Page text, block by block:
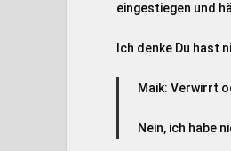
eingestiegen und
Ich denke Du hast
Maik: Verwirrt
Nein, ich habe